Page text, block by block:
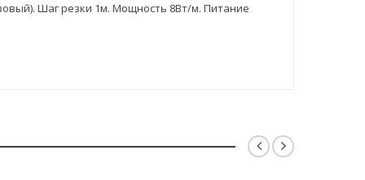
Шаг резки 1м. Мощность 8Вт/м. Питание